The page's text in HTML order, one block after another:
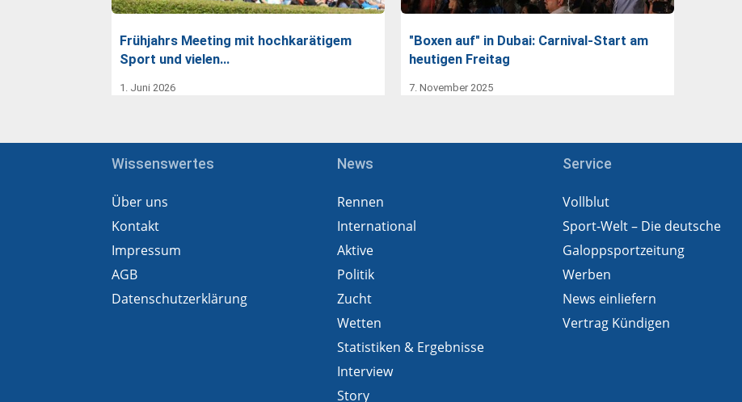
Frühjahrs Meeting mit hochkarätigem
Sport und vielen…
1. Juni 2026
"Boxen auf" in Dubai: Carnival-Start am
heutigen Freitag
7. November 2025
Wissenswertes
Über uns
Kontakt
Impressum
AGB
Datenschutzerklärung
News
Rennen
International
Aktive
Politik
Zucht
Wetten
Statistiken & Ergebnisse
Interview
Story
Service
Vollblut
Sport-Welt – Die deutsche
Galoppsportzeitung
Werben
News einliefern
Vertrag Kündigen